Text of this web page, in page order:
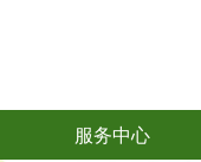
服务中心